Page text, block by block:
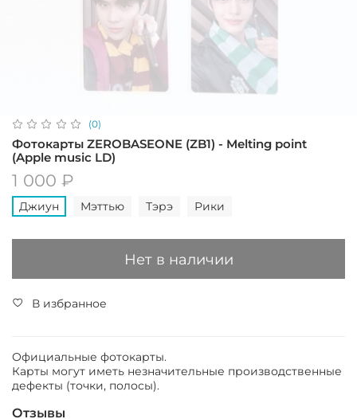
(0)
Фотокарты ZEROBASEONE (ZB1) - Melting point
(Apple music LD)
1 000 ₽
Джиун Мэттью Тэрэ Рики
Нет в наличии
В избранное
Официальные фотокарты.
Карты могут иметь незначительные производственные
дефекты (точки, полосы).
Отзывы